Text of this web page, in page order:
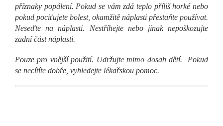
příznaky popálení. Pokud se vám zdá teplo příliš horké nebo
pokud pociťujete bolest, okamžitě náplasti přestaňte používat.
Neseďte na náplasti. Nestříhejte nebo jinak nepoškozujte
zadní část náplasti.
Pouze pro vnější použití. Udržujte mimo dosah dětí. Pokud
se necítíte dobře, vyhledejte lékařskou pomoc.